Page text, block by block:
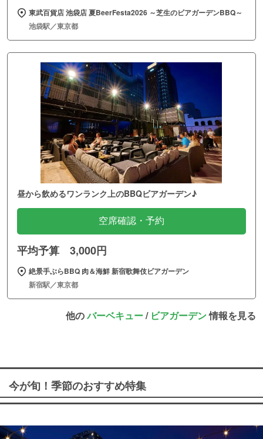
東武百貨店 池袋店 夏BeerFesta2026 ～芝生のビアガーデンBBQ～
池袋駅／東京都
昼から飲めるワンランク上のBBQビアガーデン♪
空席確認・予約
平均予算 3,000円
絶景手ぶらBBQ 肉＆海鮮 新宿歌舞伎ビアガーデン
新宿駅／東京都
他のバーベキュー/ ビアガーデン情報を見る
今が旬！季節のおすすめ特集